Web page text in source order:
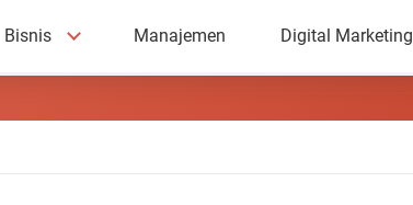
Bisnis Manajemen Digital Marketing